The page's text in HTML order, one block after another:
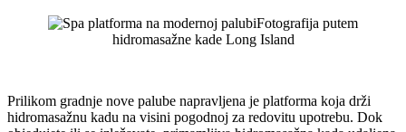
Fotografija putem
hidromasažne kade Long Island
Prilikom gradnje nove palube napravljena je platforma koja drži
hidromasažnu kadu na visini pogodnoj za redovitu upotrebu. Dok